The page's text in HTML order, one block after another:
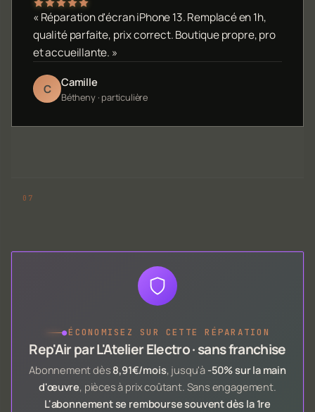
« Réparation d'écran iPhone 13. Remplacé en 1h,
qualité parfaite, prix correct. Boutique propre, pro
et accueillante. »
C Camille
Bétheny · particulière
●ÉCONOMISEZ SUR CETTE RÉPARATION
Rep'Air par L'Atelier Electro · sans franchise
Abonnement dès 8,91€/mois, jusqu'à -50% sur la main
d'œuvre, pièces à prix coûtant. Sans engagement.
L'abonnement se rembourse souvent dès la 1re